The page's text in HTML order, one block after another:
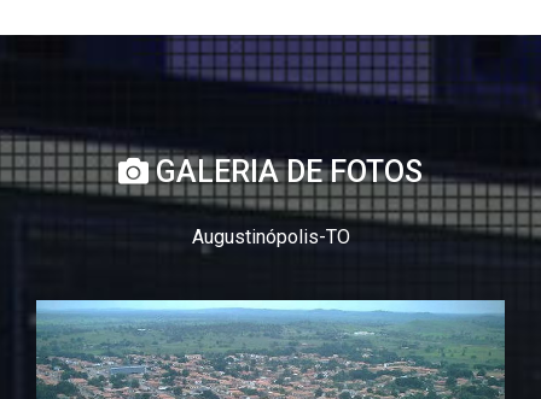
GALERIA DE FOTOS
Augustinópolis-TO